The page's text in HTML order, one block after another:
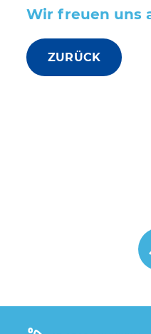
Wir freuen uns
ZURÜCK